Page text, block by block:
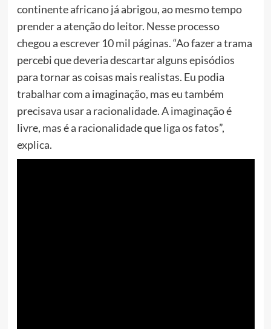
continente africano já abrigou, ao mesmo tempo
prender a atenção do leitor. Nesse processo
chegou a escrever 10 mil páginas. “Ao fazer a trama
percebi que deveria descartar alguns episódios
para tornar as coisas mais realistas. Eu podia
trabalhar com a imaginação, mas eu também
precisava usar a racionalidade. A imaginação é
livre, mas é a racionalidade que liga os fatos”,
explica.